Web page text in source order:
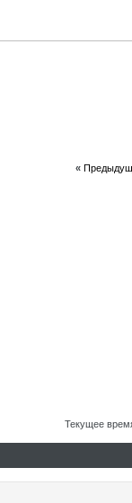
«
Текущее